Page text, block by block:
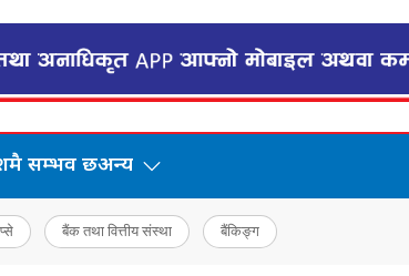
सम्भव छअन्य
बैंक तथा वित्तीय संस्था बैंकिङ्ग